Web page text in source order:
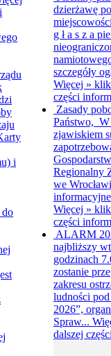
i
dzierżawę
g ł a s z a
szczegóły
Więcej »
części
Zasady
Państwo, W
zjawiskiem
Regionalny
we
Więcej »
części
ALARM
najbliższy
godzinach
zostanie
zakresu
ludności
2026”,
Spraw...
dalszej